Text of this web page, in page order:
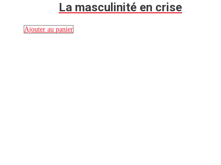
La masculinité en crise
Ajouter au panier